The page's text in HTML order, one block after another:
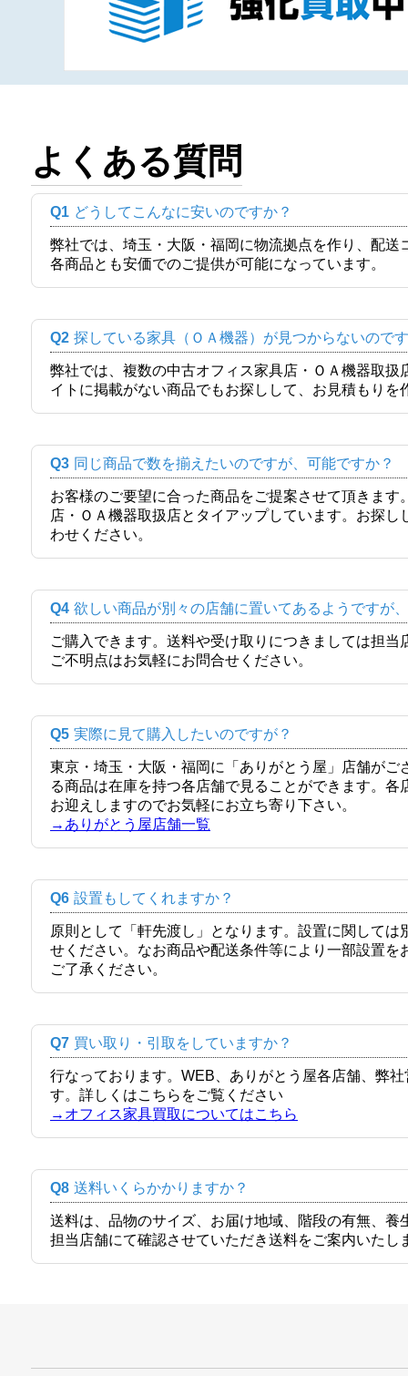
よくある質問
Q1 どうしてこんなに安いのですか？
弊社では、埼玉・大阪・福岡に物流拠点を作り、配
各商品とも安価でのご提供が可能になっています。
Q2 探している家具（ＯＡ機器）が見つからないので
弊社では、複数の中古オフィス家具店・ＯＡ機器取
イトに掲載がない商品でもお探しして、お見積もりを
Q3 同じ商品で数を揃えたいのですが、可能ですか？
お客様のご要望に合った商品をご提案させて頂きま
店・ＯＡ機器取扱店とタイアップしています。お探
わせください。
Q4 欲しい商品が別々の店舗に置いてあるようですが
ご購入できます。送料や受け取りにつきましては担
ご不明点はお気軽にお問合せください。
Q5 実際に見て購入したいのですが？
東京・埼玉・大阪・福岡に「ありがとう屋」店舗が
る商品は在庫を持つ各店舗で見ることができます。
お迎えしますのでお気軽にお立ち寄り下さい。
→ありがとう屋店舗一覧
Q6 設置もしてくれますか？
原則として「軒先渡し」となります。設置に関して
せください。なお商品や配送条件等により一部設置
ご了承ください。
Q7 買い取り・引取をしていますか？
行なっております。WEB、ありがとう屋各店舗、弊
す。詳しくはこちらをご覧ください
→オフィス家具買取についてはこちら
Q8 送料いくらかかりますか？
送料は、品物のサイズ、お届け地域、階段の有無、
担当店舗にて確認させていただき送料をご案内いたし